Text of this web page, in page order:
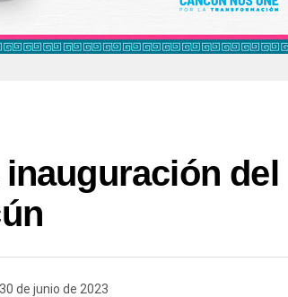
del
de junio de 2023